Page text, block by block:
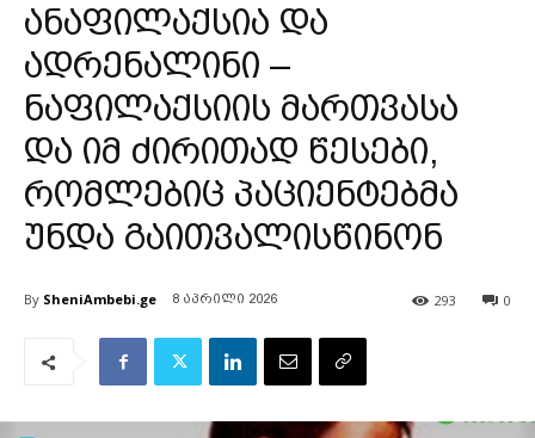
ანაფილაქსია და
ადრენალინი –
ნაფილაქსიის მართვასა
და იმ ძირითად წესები,
რომლებიც პაციენტებმა
უნდა გაითვალისწინონ
By SheniAmbebi.ge 8 აპრილი 2026 0
293